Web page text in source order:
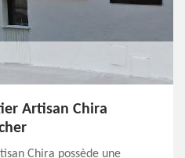
Artisan Chira
Chira possède une